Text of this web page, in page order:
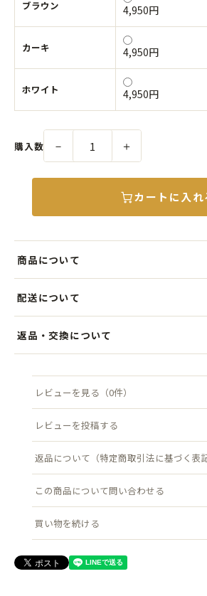
ブラウン 4,950円
カーキ 4,950円
ホワイト 4,950円
購入数 － ＋
カートに入れ
商品について
しっかりとした素材感で型崩れしにくく、い
と合わせれば上品な印象に。
さらにゴルフなどのスポーツシーンにも取り
ユニセックスでかぶれるデザインなので、男
め。
耐久性とファッション性を兼ね備えた万能な
-ハンチング-
ばれます。
配送について
目安に発送いたします。クリックポスト（追
配送について詳しく見る →
返品・交換について
します（返品送料は当店負担）。
返品について詳しく見る →
レビューを見る（0件）
レビューを投稿する
返品について（特定商取引法に基づく表記
この商品について問い合わせる
買い物を続ける